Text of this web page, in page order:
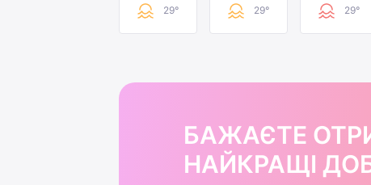
29° 29° 29°
БАЖАЄТЕ
НАЙКРАЩІ